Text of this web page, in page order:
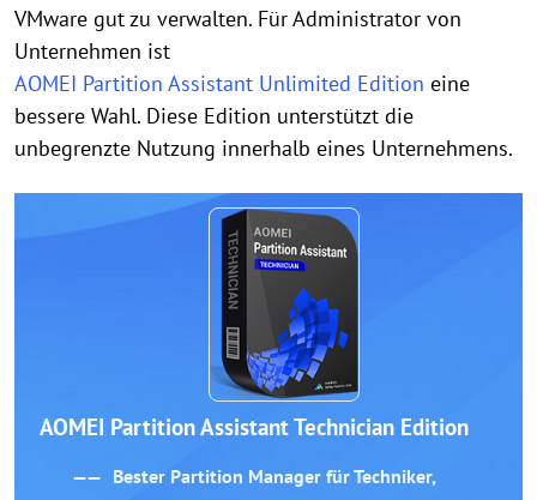
VMware gut zu verwalten. Für Administrator von
Unternehmen ist
AOMEI Partition Assistant Unlimited Edition eine
bessere Wahl. Diese Edition unterstützt die
unbegrenzte Nutzung innerhalb eines Unternehmens.
AOMEI Partition Assistant Technician Edition
Bester Partition Manager für Techniker,